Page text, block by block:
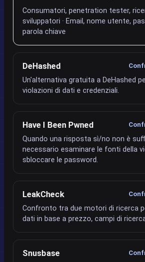
Consumatori, penetration tester,
sviluppatori · Email, nome utente,
parola chiave
DeHashed
Un'alternativa gratuita a DeHashed
violazioni di dati e credenziali.
Have I Been Pwned
Quando una risposta sì/no non è
necessario esaminare le fonti della
sbloccare le password.
LeakCheck
Confronto tra due motori di ricerca
dati in base a prezzo, campi di
Snusbase